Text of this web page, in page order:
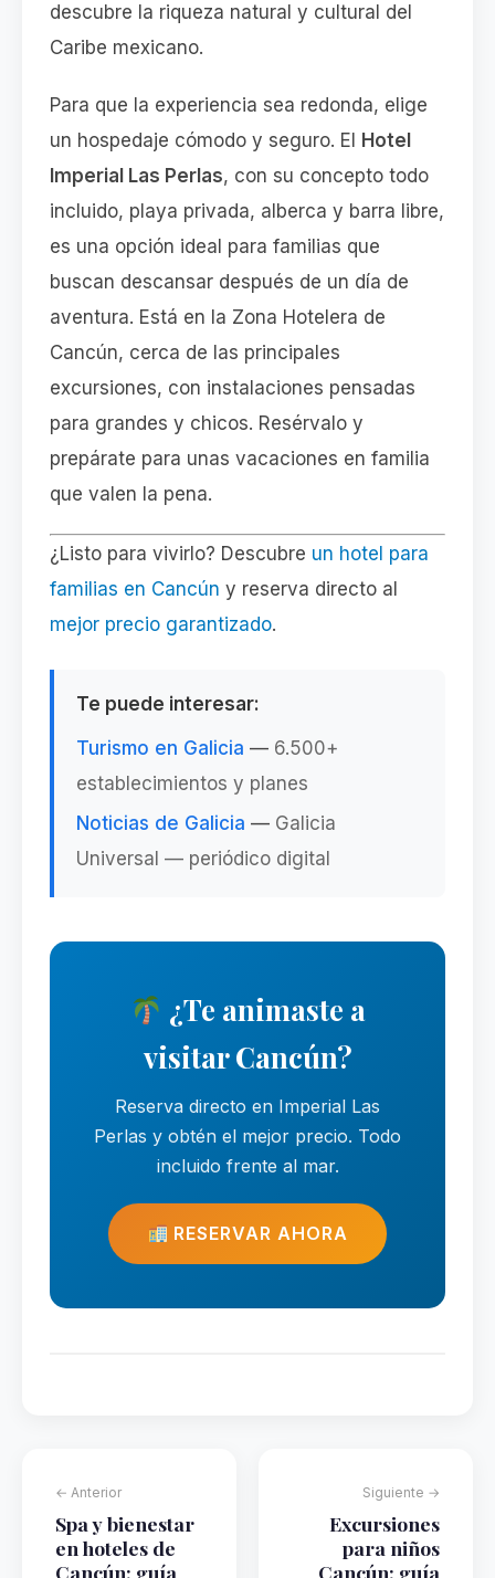
descubre la riqueza natural y cultural del
Caribe mexicano.
Para que la experiencia sea redonda, elige
un hospedaje cómodo y seguro. El
Hotel
Imperial Las Perlas, con su concepto todo
incluido, playa privada, alberca y barra libre,
es una opción ideal para familias que
buscan descansar después de un día de
aventura. Está en la Zona Hotelera de
Cancún, cerca de las principales
excursiones, con instalaciones pensadas
para grandes y chicos. Resérvalo y
prepárate para unas vacaciones en familia
que valen la pena.
¿Listo para vivirlo? Descubre un hotel para
familias en Cancún y reserva directo al
mejor precio garantizado.
Te puede interesar:
Turismo en Galicia — 6.500+
establecimientos y planes
Noticias de Galicia — Galicia
Universal — periódico digital
¿Te animaste a
visitar Cancún?
Reserva directo en Imperial Las
Perlas y obtén el mejor precio. Todo
incluido frente al mar.
RESERVAR AHORA
← Anterior
Spa y bienestar
en hoteles de
Cancún: guía
Siguiente →
Excursiones
para niños
Cancún: guía